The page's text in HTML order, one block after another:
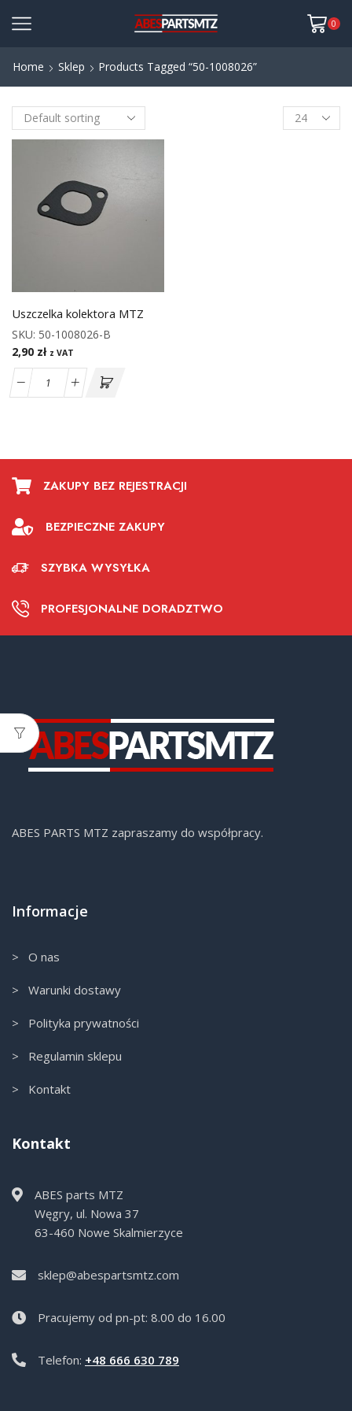
0
Home Sklep Products Tagged “50-1008026”
Uszczelka kolektora MTZ
SKU: 50-1008026-B
2,90 zł z VAT
ZAKUPY BEZ REJESTRACJI
BEZPIECZNE ZAKUPY
SZYBKA WYSYŁKA
PROFESJONALNE DORADZTWO
ABES PARTS MTZ zapraszamy do współpracy.
Informacje
> O nas
> Warunki dostawy
> Polityka prywatności
> Regulamin sklepu
> Kontakt
Kontakt
ABES parts MTZ
Węgry, ul. Nowa 37
63-460 Nowe Skalmierzyce
sklep@abespartsmtz.com
Pracujemy od pn-pt: 8.00 do 16.00
Telefon: +48 666 630 789